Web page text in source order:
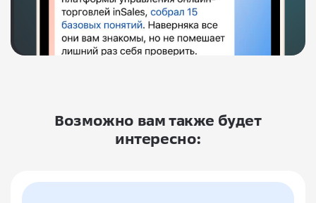
Возможно вам также будет
интересно: